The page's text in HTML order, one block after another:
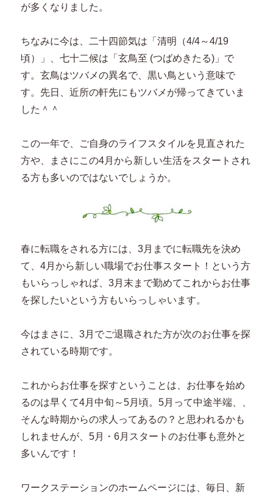
が多くなりました。
ちなみに今は、二十四節気は「清明（4/4～4/19
頃）」、七十二候は「玄鳥至 (つばめきたる)」で
す。玄鳥はツバメの異名で、黒い鳥という意味で
す。先日、近所の軒先にもツバメが帰ってきていま
した＾＾
この一年で、ご自身のライフスタイルを見直された
方や、まさにこの4月から新しい生活をスタートされ
る方も多いのではないでしょうか。
春に転職をされる方には、3月までに転職先を決め
て、4月から新しい職場でお仕事スタート！という方
もいらっしゃれば、3月末まで勤めてこれからお仕事
を探したいという方もいらっしゃいます。
今はまさに、3月でご退職された方が次のお仕事を探
されている時期です。
これからお仕事を探すということは、お仕事を始め
るのは早くて4月中旬～5月頃。5月って中途半端、、
そんな時期からの求人ってあるの？と思われるかも
しれませんが、5月・6月スタートのお仕事も意外と
多いんです！
ワークステーションのホームページには、毎日、新